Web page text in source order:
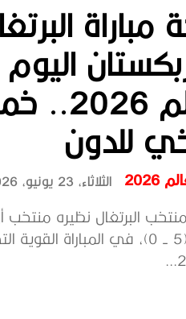
مباراة
للدون
الثلاثاء، 23 يونيو، 2026
البرتغال نظيره
دون رد (5 - 0)، في المباراة